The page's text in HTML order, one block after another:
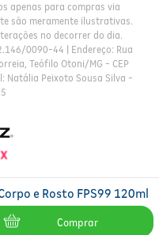
e Rosto FPS99 120ml
Comprar
apenas para compras via
são meramente ilustrativas.
no decorrer do dia.
0090-44 | Endereço: Rua
Teófilo Otoni/MG - CEP
Natália Peixoto Sousa Silva -